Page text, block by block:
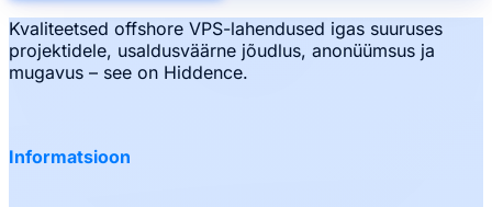
Kvaliteetsed offshore VPS-lahendused igas suuruses
projektidele, usaldusväärne jõudlus, anonüümsus ja
mugavus – see on Hiddence.
Informatsioon